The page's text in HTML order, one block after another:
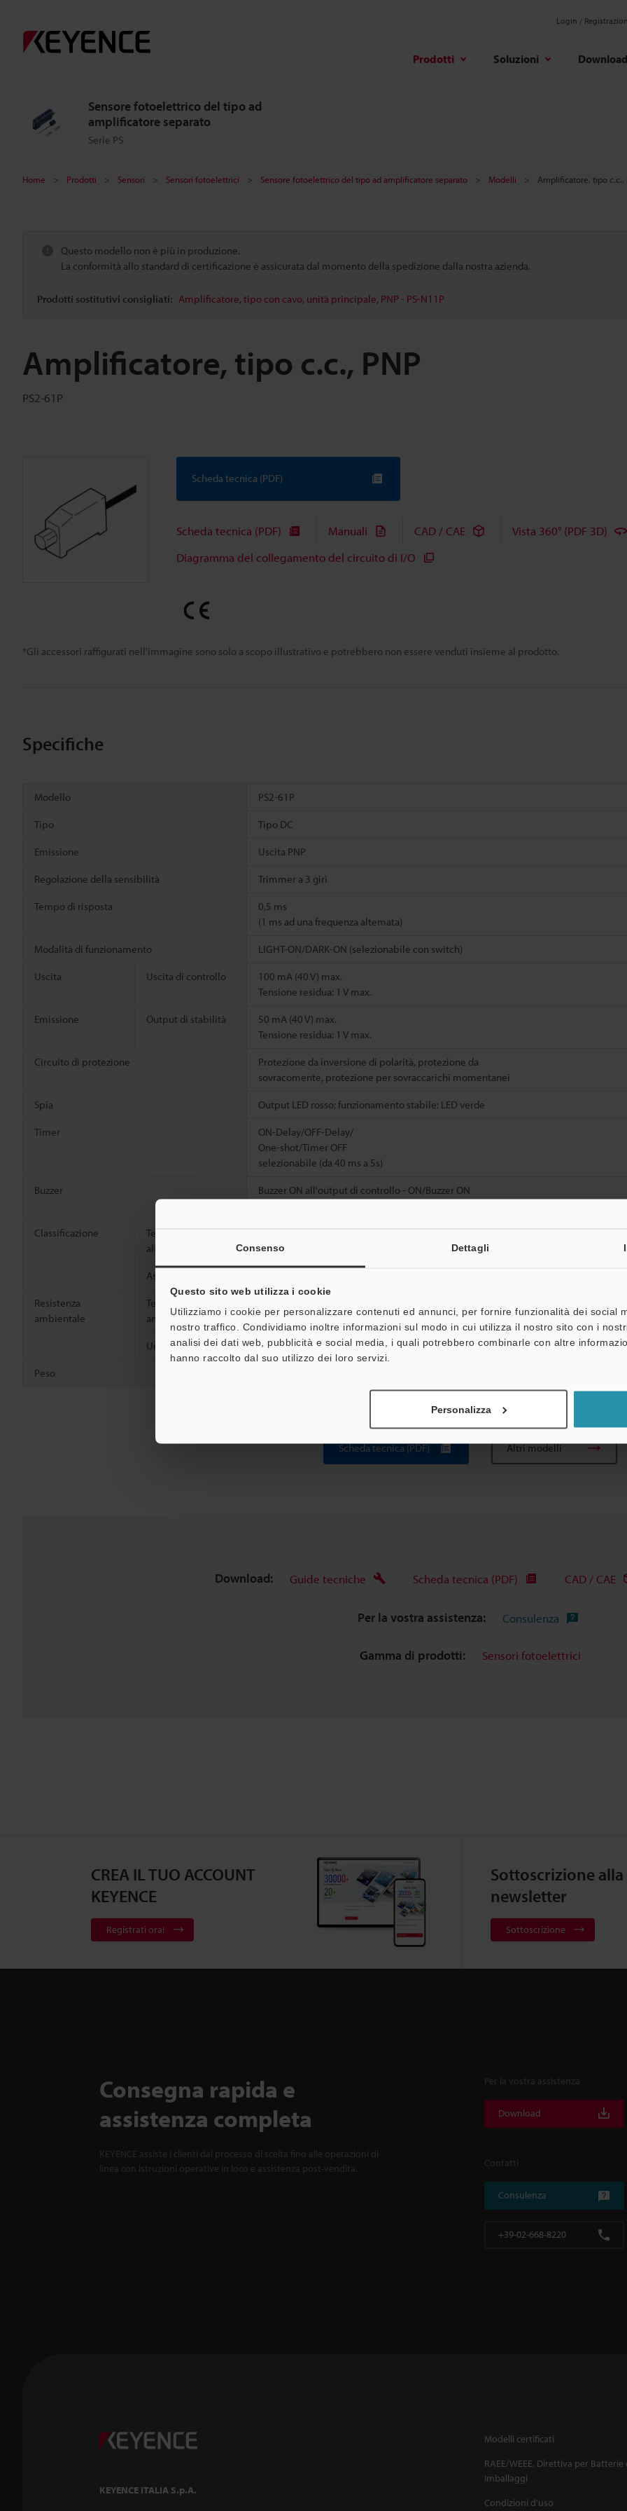
Consenso Dettagli
Questo sito web utilizza i cookie
Utilizziamo i cookie per personalizzare contenuti ed annunci, per fornire funzionalità dei social
nostro traffico. Condividiamo inoltre informazioni sul modo in cui utilizza il nostro sito con i
analisi dei dati web, pubblicità e social media, i quali potrebbero combinarle con altre
hanno raccolto dal suo utilizzo dei loro servizi.
Personalizza
Login /
Prodotti Soluzioni Download
Sensore fotoelettrico del tipo ad
amplificatore separato
Serie PS
Home Prodotti Sensori Sensori fotoelettrici Sensore fotoelettrico del tipo ad amplificatore separato Modelli Amplificatore, tipo c.c.,
Questo modello non è più in produzione.
La conformità allo standard di certificazione è assicurata dal momento della spedizione dalla nostra azienda.
Prodotti sostitutivi consigliati: Amplificatore, tipo con cavo, unità principale, PNP - PS-N11P
Amplificatore, tipo c.c., PNP
PS2-61P
*Gli accessori raffigurati nell'immagine sono solo a scopo illustrativo e potrebbero non essere venduti insieme al prodotto.
Scheda tecnica (PDF)
Scheda tecnica (PDF) Manuali CAD / CAE Vista 360° (PDF 3D)
Diagramma del collegamento del circuito di I/O
Specifiche
Modello PS2-61P
Tipo Tipo DC
Emissione Uscita PNP
Regolazione della sensibilità Trimmer a 3 giri
Tempo di risposta
0,5 ms
(1 ms ad una frequenza altemata)
Modalità di funzionamento LIGHT-ON/DARK-ON (selezionabile con switch)
Uscita Uscita di controllo
100 mA (40 V) max.
Tensione residua: 1 V max.
Emissione Output di stabilità
50 mA (40 V) max.
Tensione residua: 1 V max.
Circuito di protezione
Protezione da inversione di polarità, protezione da
sovracomente, protezione per sovraccarichi momentanei
Spia Output LED rosso; funzionamento stabile: LED verde
Timer
ON-Delay/OFF-Delay/
One-shot/Timer OFF
selezionabile (da 40 ms a 5s)
Buzzer
Buzzer ON all'output di controllo - ON/Buzzer ON
Classificazione
Tensione di
alimentazione
Assorbimento
Resistenza
ambientale
Temperatura
ambiente
Umidità relativa Da 35 a 85 % UR (Senza condensa)
Peso
Scheda tecnica (PDF) Altri modelli
Download: Guide tecniche Scheda tecnica (PDF) CAD / CAE
Per la vostra assistenza: Consulenza
Gamma di prodotti: Sensori fotoelettrici
CREA IL TUO ACCOUNT
KEYENCE
Registrati ora!
Sottoscrizione alla
newsletter
Sottoscrizione
Consegna rapida e
assistenza completa
KEYENCE assiste i clienti dal processo di scelta fino alle operazioni di
linea con istruzioni operative in loco e assistenza post-vendita.
Per la vostra assistenza
Download
Contatti
Consulenza
+39-02-668-8220
KEYENCE ITALIA S.p.A.
Modelli certificati
RAEE/WEEE, Direttiva per Batterie
Imballaggi
Condizioni d'uso